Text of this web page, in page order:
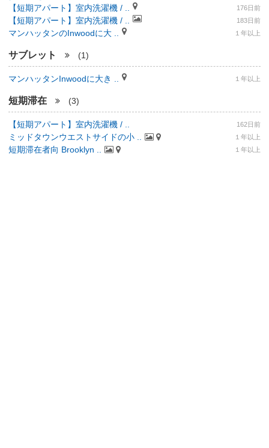
【短期アパート】室内洗濯機 / .. 176日前
【短期アパート】室内洗濯機 / .. 183日前
マンハッタンのInwoodに大 .. １年以上
サブレット (1)
マンハッタンInwoodに大き .. １年以上
短期滞在 (3)
【短期アパート】室内洗濯機 / .. 162日前
ミッドタウンウエストサイドの小 .. １年以上
短期滞在者向 Brooklyn .. １年以上